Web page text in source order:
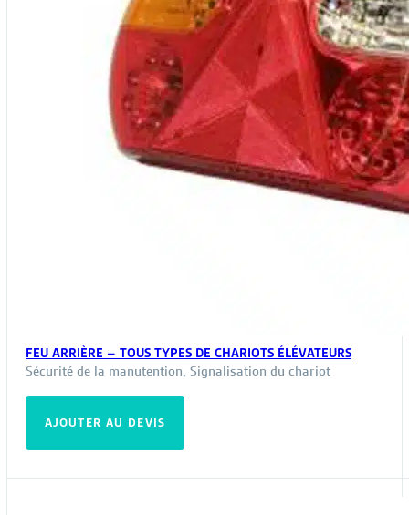
du
FEU ARRIÈRE – TOUS TYPES DE CHARIOTS ÉLÉVATEURS
Sécurité de la manutention, Signalisation du chariot
AJOUTER AU DEVIS